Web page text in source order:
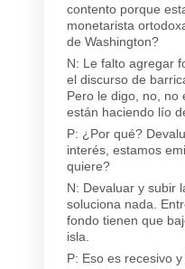
contento porque
monetarista
de Washington?
N: Le falto agregar
el discurso de
Pero le digo, no, no
están haciendo lío
P: ¿Por qué?
interés, estamos
quiere?
N: Devaluar y subir
soluciona nada.
fondo tienen que
isla.
P: Eso es recesivo